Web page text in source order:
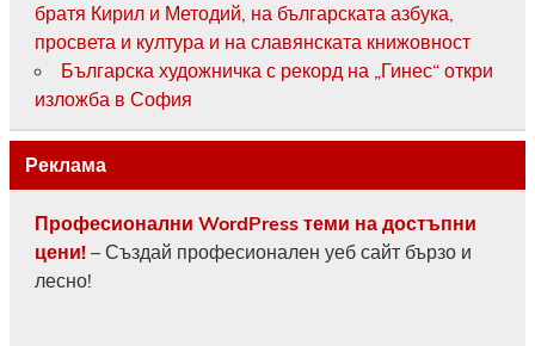
братя Кирил и Методий, на българската азбука,
просвета и култура и на славянската книжовност
Българска художничка с рекорд на „Гинес“ откри
изложба в София
Реклама
Професионални WordPress теми на достъпни
цени!– Създай професионален уеб сайт бързо и
лесно!